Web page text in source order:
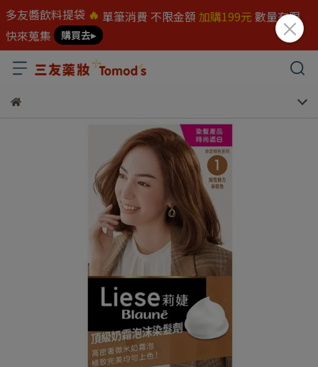
多友醬飲料提袋 🔥 單筆消費 不限金額 加購199元 數量有限
快來蒐集
購買去▸